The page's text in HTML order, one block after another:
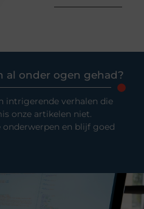
al onder ogen gehad?
intrigerende verhalen die
onze artikelen niet.
en blijf goed